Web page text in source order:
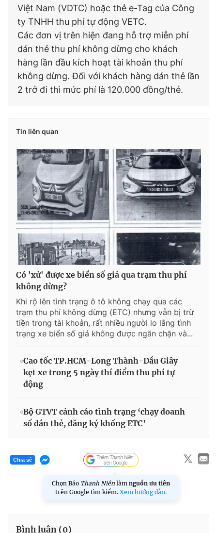
Việt Nam (VDTC) hoặc thẻ e-Tag của Công
ty TNHH thu phí tự động VETC.
Các đơn vị trên hiện đang hỗ trợ miễn phí
dán thẻ thu phí không dừng cho khách
hàng lần đầu kích hoạt tài khoản thu phí
không dừng. Đối với khách hàng dán thẻ lần
2 trở đi thì mức phí là 120.000 đồng/thẻ.
Tin liên quan
Có 'xử' được xe biển số giả qua trạm thu phí
không dừng?
Khi rộ lên tình trạng ô tô không chạy qua các
trạm thu phí không dừng (ETC) nhưng vẫn bị trừ
tiền trong tài khoản, rất nhiều người lo lắng tình
trạng xe biển số giả không được ngăn chặn và...
Cao tốc TP.HCM-Long Thành-Dầu Giây
kẹt xe trong 5 ngày thí điểm thu phí tự
động
Bộ GTVT cảnh cáo tình trạng ‘chạy doanh
số dán thẻ, đăng ký khống ETC’
Chia sẻ
Chọn Báo Thanh Niên làm nguồn ưu tiên
trên Google tìm kiếm. Xem hướng dẫn.
Bình luận (0)